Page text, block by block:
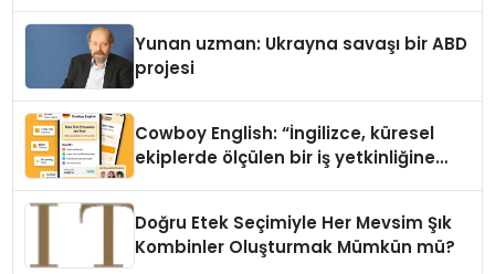
Yunan uzman: Ukrayna savaşı bir ABD
projesi
Cowboy English: “İngilizce, küresel
ekiplerde ölçülen bir iş yetkinliğine
Doğru Etek Seçimiyle Her Mevsim Şık
Kombinler Oluşturmak Mümkün mü?